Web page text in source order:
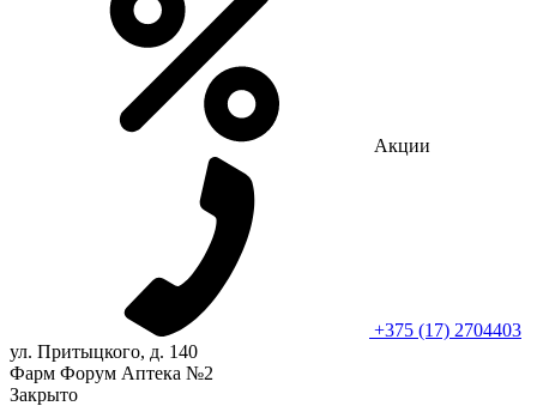
Акции
+375 (17) 2704403
ул. Притыцкого, д. 140
Фарм Форум Аптека №2
Закрыто